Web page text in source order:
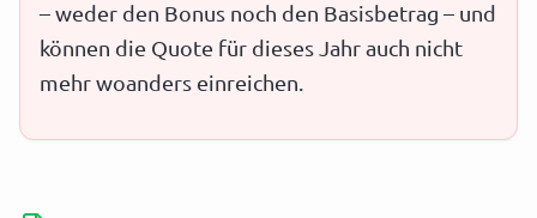
– weder den Bonus noch den Basisbetrag – und
können die Quote für dieses Jahr auch nicht
mehr woanders einreichen.